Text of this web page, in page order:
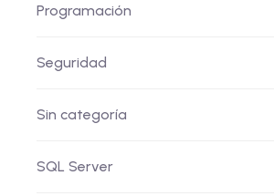
Programación
Seguridad
Sin categoría
SQL Server